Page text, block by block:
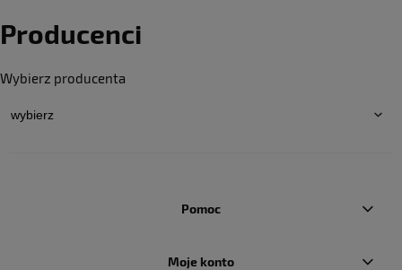
Producenci
Wybierz producenta
Pomoc
Moje konto